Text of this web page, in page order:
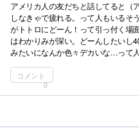
アメリカ人の友だちと話してると（
しなきゃで疲れる。って人もいるそ
がトトロにどーん！って引っ付く場
はわかりみが深い。どーんしたいし
みたいになんか色々デカいな…って
コメント
0